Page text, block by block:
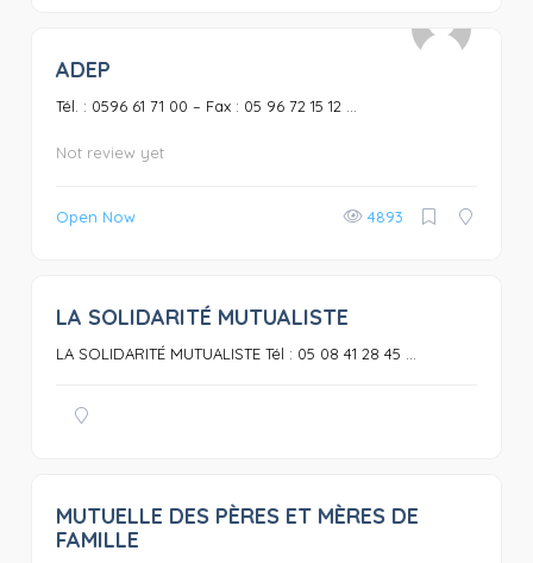
ADEP
Tél. : 0596 61 71 00 – Fax : 05 96 72 15 12 ...
Not review yet
Open Now 4893
LA SOLIDARITÉ MUTUALISTE
LA SOLIDARITÉ MUTUALISTE Tél : 05 08 41 28 45 ...
MUTUELLE DES PÈRES ET MÈRES DE
FAMILLE